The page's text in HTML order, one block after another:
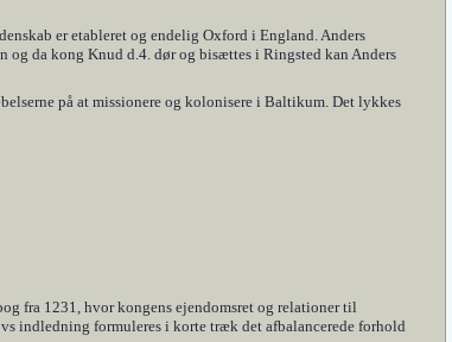
er etableret og endelig Oxford i England. Anders
og da kong Knud d.4. dør og bisættes i Ringsted kan Anders
på at missionere og kolonisere i Baltikum. Det lykkes
fra 1231, hvor kongens ejendomsret og relationer til
indledning formuleres i korte træk det afbalancerede forhold